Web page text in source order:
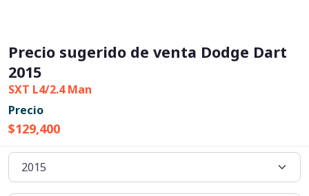
Precio sugerido de venta Dodge Dart
2015
SXT L4/2.4 Man
Precio
$129,400